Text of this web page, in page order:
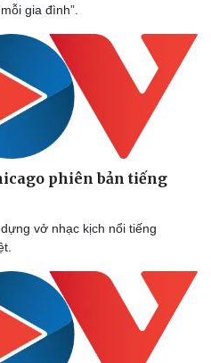
Đời sống
Nhà đẹp
Tình yêu - Gia đình
gia đình”.
phiên bản tiếng
vở nhạc kịch nổi tiếng